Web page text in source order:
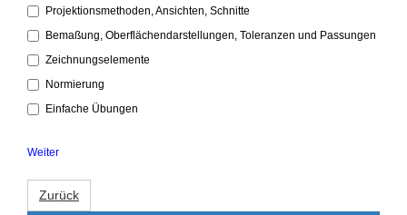
Projektionsmethoden, Ansichten, Schnitte
Bemaßung, Oberflächendarstellungen, Toleranzen und Passungen
Zeichnungselemente
Normierung
Einfache Übungen
Weiter
Zurück